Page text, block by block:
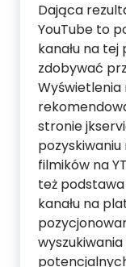
Dająca
YouTube to
kanału na tej
zdobywać
Wyświetlenia
stronie
filmików na
też
kanału na